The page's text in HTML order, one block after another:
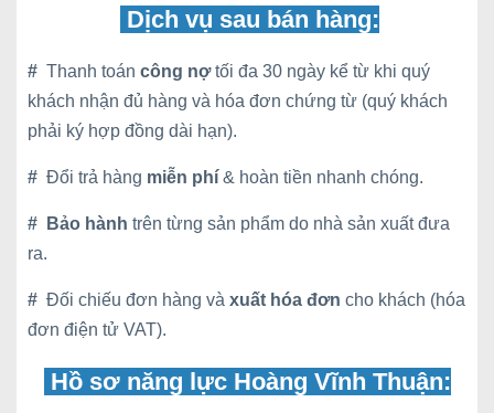
Dịch vụ sau bán hàng:
# Thanh toán công nợtối đa 30 ngày kể từ khi quý
khách nhận đủ hàng và hóa đơn chứng từ (quý khách
phải ký hợp đồng dài hạn).
# Đổi trả hàng miễn phí & hoàn tiền nhanh chóng.
# Bảo hành trên từng sản phẩm do nhà sản xuất đưa
ra.
# Đối chiếu đơn hàng và xuất hóa đơn cho khách (hóa
đơn điện tử VAT).
Hồ sơ năng lực Hoàng Vĩnh Thuận: